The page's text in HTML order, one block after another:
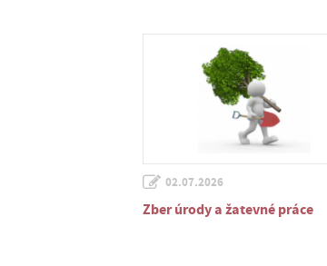
02.07.2026
Zber úrody a žatevné práce